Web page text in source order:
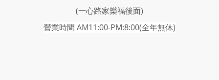
(一心路家樂福後面)
營業時間 AM11:00-PM:8:00(全年無休)